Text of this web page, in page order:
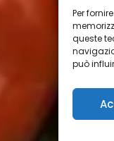
Per
queste
può